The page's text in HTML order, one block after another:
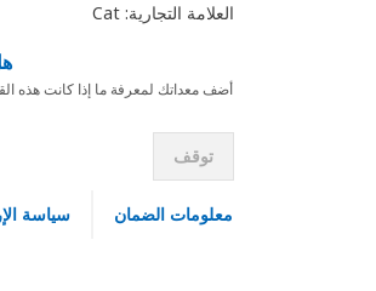
العلامة التجارية: Cat
أضف معداتك لمعرفة ما إذا كانت هذه
توقف
معلومات الضمان سياسة